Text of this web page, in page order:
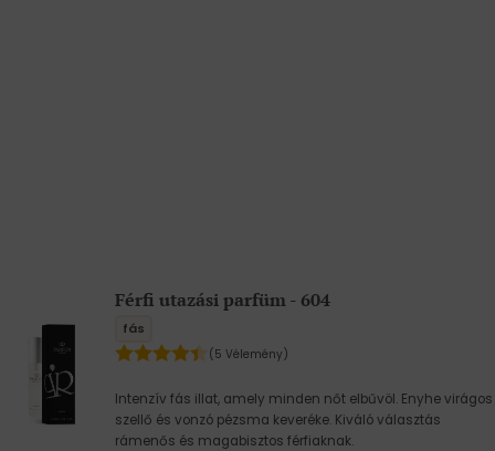
Férfi utazási parfüm - 604
fás
(5 Vélemény)
Intenzív fás illat, amely minden nőt elbűvöl. Enyhe virágos
szellő és vonzó pézsma keveréke. Kiváló választás
rámenős és magabisztos férfiaknak.